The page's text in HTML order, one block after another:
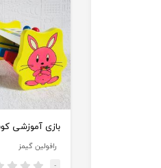
رافولین گیمز
-